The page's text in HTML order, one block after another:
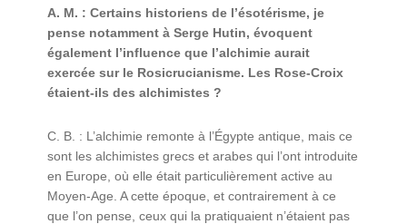
A. M. : Certains historiens de l’ésotérisme, je
pense notamment à Serge Hutin, évoquent
également l’influence que l’alchimie aurait
exercée sur le Rosicrucianisme. Les Rose-Croix
étaient-ils des alchimistes ?
C. B. : L’alchimie remonte à l’Égypte antique, mais ce
sont les alchimistes grecs et arabes qui l’ont introduite
en Europe, où elle était particulièrement active au
Moyen-Age. A cette époque, et contrairement à ce
que l’on pense, ceux qui la pratiquaient n’étaient pas